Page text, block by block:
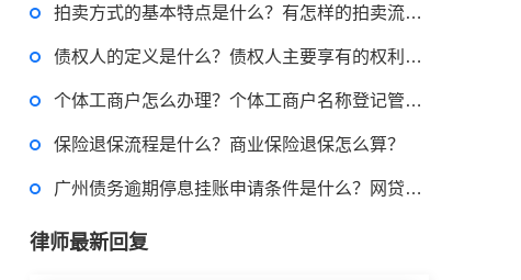
拍卖方式的基本特点是什么？有怎样的拍卖流程？
债权人的定义是什么？债权人主要享有的权利是什么？ 独家焦点
个体工商户怎么办理？个体工商户名称登记管理办法第十三条内容是什么？ 世界热点评
保险退保流程是什么？商业保险退保怎么算？
广州债务逾期停息挂账申请条件是什么？网贷逾期怎么申请停息挂账？
律师最新回复
退休职工涨工资最新消息 退休人员涨工资注意事项有哪些？